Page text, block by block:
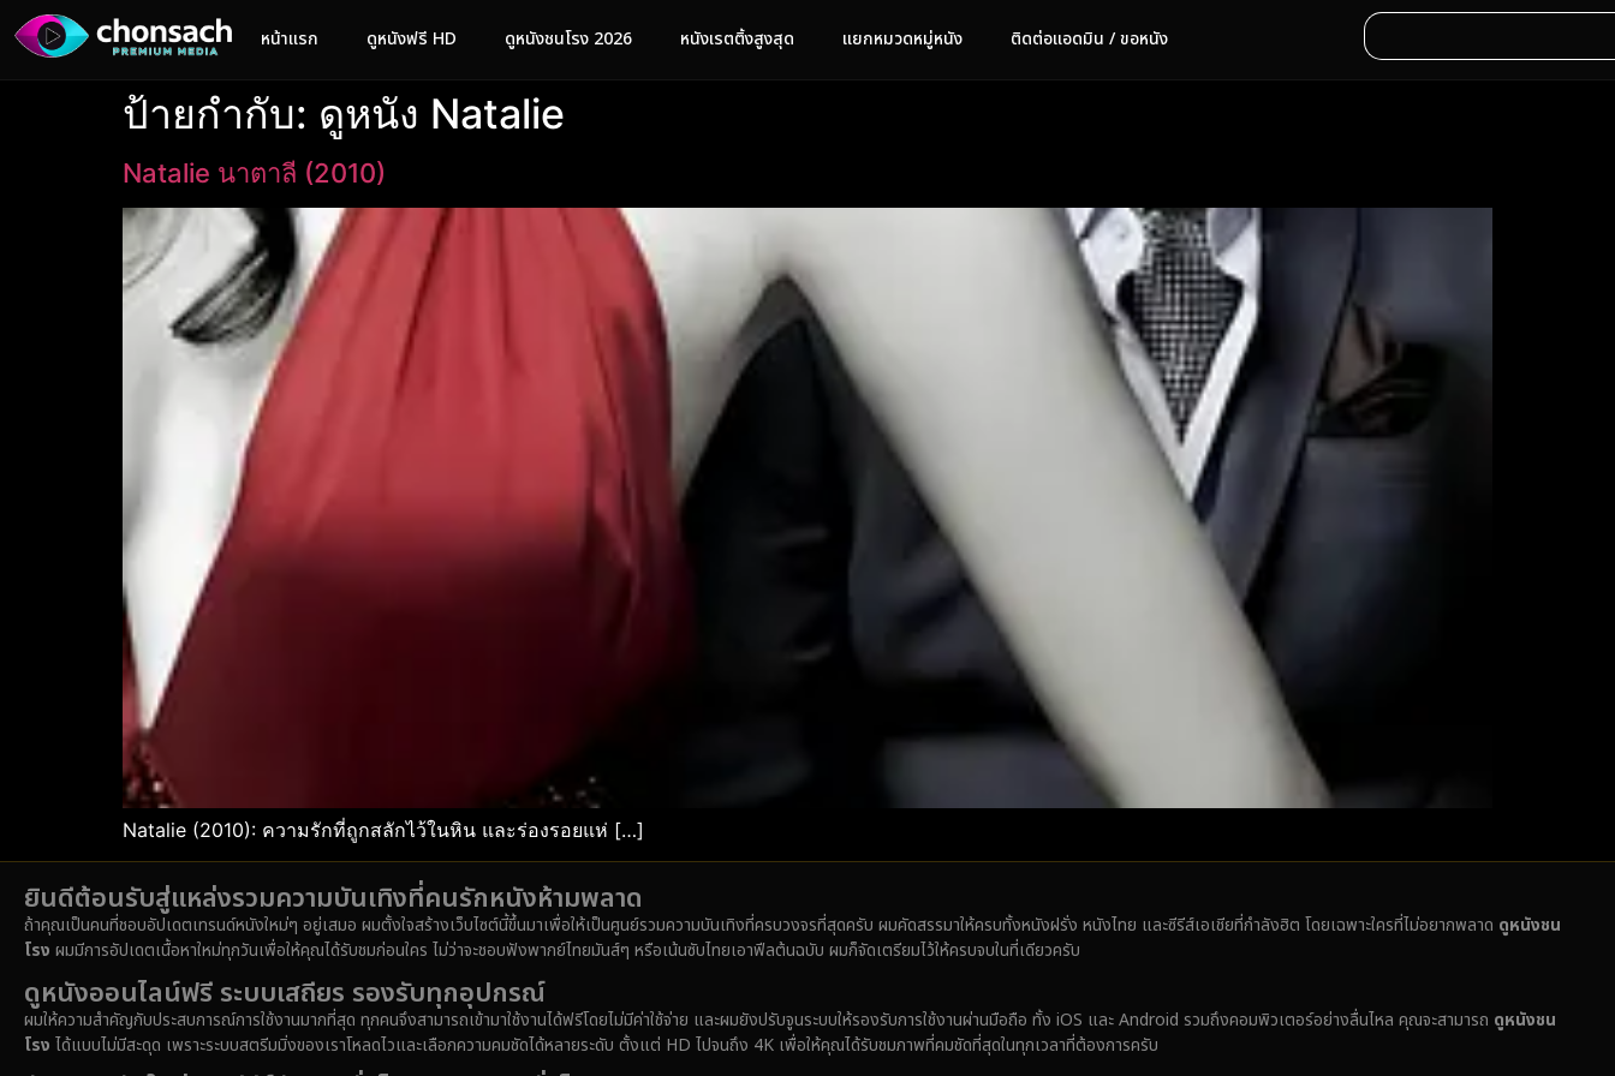
หน้าแรก ดูหนังฟรี HD ดูหนังชนโรง 2026 หนังเรตติ้งสูงสุด แยกหมวดหมู่หนัง ติดต่อแอดมิน / ขอหนัง
ป้ายกำกับ: ดูหนัง Natalie
Natalie นาตาลี (2010)
Natalie (2010): ความรักที่ถูกสลักไว้ในหิน และร่องรอยแห่ […]
ยินดีต้อนรับสู่แหล่งรวมความบันเทิงที่คนรักหนังห้ามพลาด
ถ้าคุณเป็นคนที่ชอบอัปเดตเทรนด์หนังใหม่ๆ อยู่เสมอ ผมตั้งใจสร้างเว็บไซต์นี้ขึ้นมาเพื่อให้เป็นศูนย์รวมความบันเทิงที่ครบวงจรที่สุดครับ ผมคัดสรรมาให้ครบทั้งหนังฝรั่ง หนังไทย และซีรีส์เอเชียที่กำลังฮิต โดยเฉพาะใครที่ไม่อยากพลาด ดูหนังชน
โรง ผมมีการอัปเดตเนื้อหาใหม่ทุกวันเพื่อให้คุณได้รับชมก่อนใคร ไม่ว่าจะชอบฟังพากย์ไทยมันส์ๆ หรือเน้นซับไทยเอาฟีลต้นฉบับ ผมก็จัดเตรียมไว้ให้ครบจบในที่เดียวครับ
ดูหนังออนไลน์ฟรี ระบบเสถียร รองรับทุกอุปกรณ์
ผมให้ความสำคัญกับประสบการณ์การใช้งานมากที่สุด ทุกคนจึงสามารถเข้ามาใช้งานได้ฟรีโดยไม่มีค่าใช้จ่าย และผมยังปรับจูนระบบให้รองรับการใช้งานผ่านมือถือ ทั้ง iOS และ Android รวมถึงคอมพิวเตอร์อย่างลื่นไหล คุณจะสามารถ ดูหนังชน
โรง ได้แบบไม่มีสะดุด เพราะระบบสตรีมมิ่งของเราโหลดไวและเลือกความคมชัดได้หลายระดับ ตั้งแต่ HD ไปจนถึง 4K เพื่อให้คุณได้รับชมภาพที่คมชัดที่สุดในทุกเวลาที่ต้องการครับ